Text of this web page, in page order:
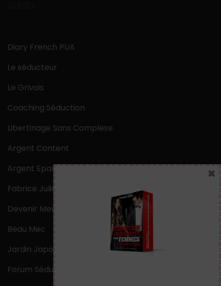
Diary French PUA
Le séducteur
Le Grivois
Coaching Séduction
Libertinage Sans Complexe
Argent Content
Argent Epargne
Fabrice Julien
Devenir Mentaliste
Beau Mec
Jardin Japonais Zen
Forum Séduction
×